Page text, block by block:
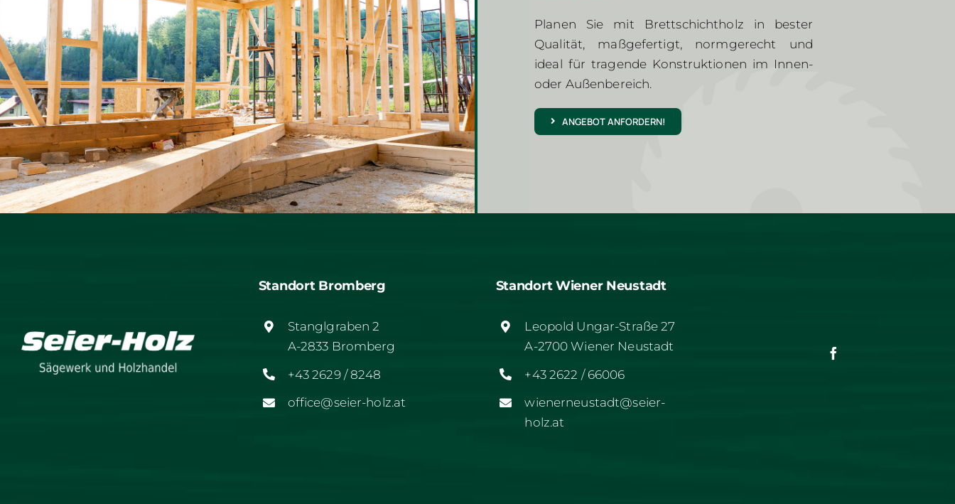
Planen Sie mit Brettschichtholz in bester
Qualität, maßgefertigt, normgerecht und
ideal für tragende Konstruktionen im Innen-
oder Außenbereich.
ANGEBOT ANFORDERN!
Standort Bromberg
Stanglgraben 2
A-2833 Bromberg
+43 2629 / 8248
office@seier-holz.at
Standort Wiener Neustadt
Leopold Ungar-Straße 27
A-2700 Wiener Neustadt
+43 2622 / 66006
wienerneustadt@seier-
holz.at